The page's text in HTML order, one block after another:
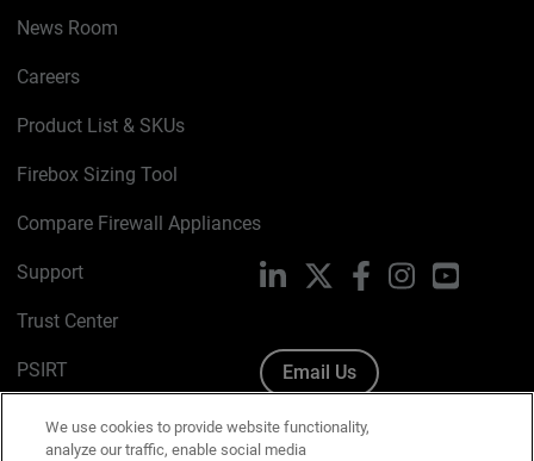
News Room
Careers
Product List & SKUs
Firebox Sizing Tool
Compare Firewall Appliances
Support
Trust Center
PSIRT
Cookie Policy
LinkedIn FacebookInstagramYouTube
Email Us
We use cookies to provide website functionality,
analyze our traffic, enable social media